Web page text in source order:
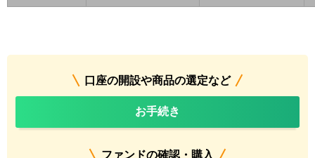
口座の開設や商品の選定など
お手続き
ファンドの確認・購入